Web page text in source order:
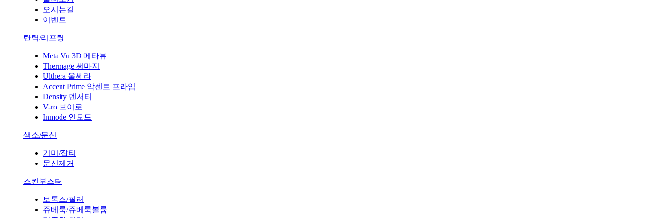
오시는길
이벤트
탄력/리프팅
Meta Vu 3D 메타뷰
Thermage 써마지
Ulthera 울쎄라
Accent Prime 악센트 프라임
Density 덴서티
V-ro 브이로
Inmode 인모드
색소/문신
기미/잡티
문신제거
스킨부스터
보톡스/필러
쥬베룩/쥬베룩볼륨